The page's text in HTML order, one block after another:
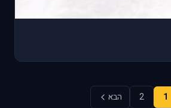
1
2 הבא